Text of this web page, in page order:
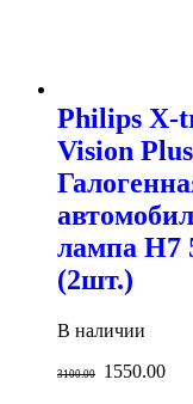
Philips X-
Vision Plus
лампа H7
(2шт.)
В наличии
3100.00 1550.00